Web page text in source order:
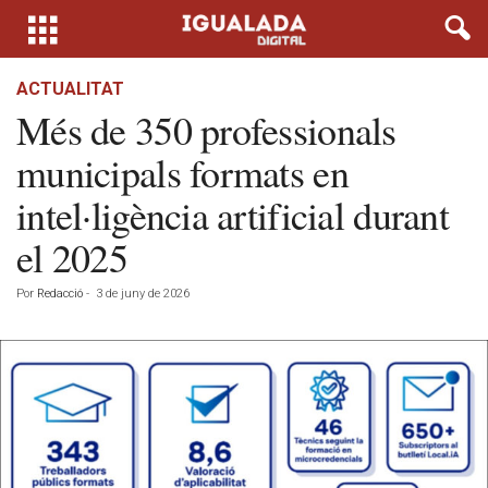
ACTUALITAT
Més de 350 professionals
municipals formats en
intel·ligència artificial durant
el 2025
Por Redacció - 3 de juny de 2026